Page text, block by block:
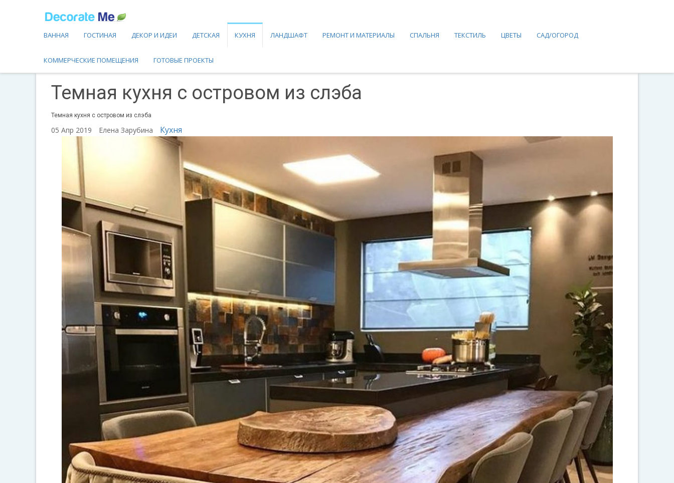
ВАННАЯ ГОСТИНАЯ ДЕКОР И ИДЕИ ДЕТСКАЯ КУХНЯ ЛАНДШАФТ РЕМОНТ И МАТЕРИАЛЫ СПАЛЬНЯ ТЕКСТИЛЬ ЦВЕТЫ САД/ОГОРОД
КОММЕРЧЕСКИЕ ПОМЕЩЕНИЯ ГОТОВЫЕ ПРОЕКТЫ
Темная кухня с островом из слэба
Темная кухня с островом из слэба
05 Апр 2019 Елена Зарубина Кухня